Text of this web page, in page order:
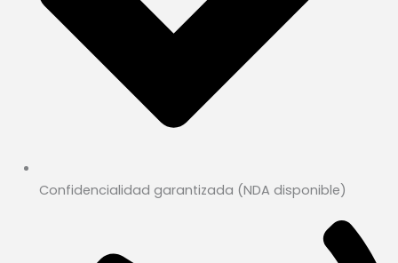
Confidencialidad garantizada (NDA disponible)